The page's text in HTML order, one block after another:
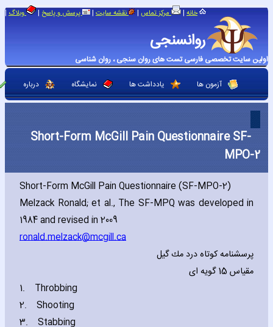
روانسنجی
اولین سایت تخصصی فارسی تست های روان سنجی ، روان شناسی
خانه | مرکز تماس | نقشه سایت | پرسش و پاسخ | وبلاگ |
آزمون ها یادداشت ها نمایشگاه درباره
Short-Form McGill Pain Questionnaire SF-
MPO-2
Short-Form McGill Pain Questionnaire (SF-MPO-2)
Melzack Ronald; et al.‚ The SF-MPQ was developed in
1984 and revised in 2009
ronald.melzack@mcgill.ca
پرسشنامه کوتاه درد مك گيل
مقیاس 15گویه ای
1.
Throbbing
2.
Shooting
3.
Stabbing